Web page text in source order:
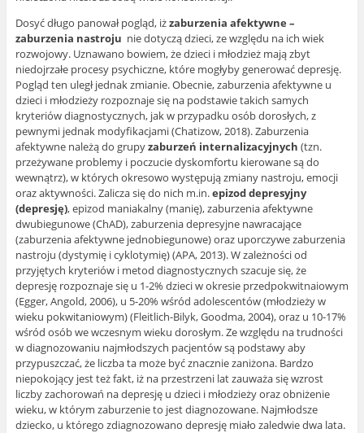
Dosyć długo panował pogląd, iżzaburzenia afektywne –
zaburzenia nastroju nie dotyczą dzieci, ze względu na ich wiek
rozwojowy. Uznawano bowiem, że dzieci i młodzież mają zbyt
niedojrzałe procesy psychiczne, które mogłyby generować depresję.
Pogląd ten uległ jednak zmianie. Obecnie, zaburzenia afektywne u
dzieci i młodzieży rozpoznaje się na podstawie takich samych
kryteriów diagnostycznych, jak w przypadku osób dorosłych, z
pewnymi jednak modyfikacjami (Chatizow, 2018). Zaburzenia
afektywne należą do grupyzaburzeń internalizacyjnych (tzn.
przeżywane problemy i poczucie dyskomfortu kierowane są do
wewnątrz), w których okresowo występują zmiany nastroju, emocji
oraz aktywności. Zalicza się do nich m.in.epizod depresyjny
(depresję), epizod maniakalny (manię), zaburzenia afektywne
dwubiegunowe (ChAD), zaburzenia depresyjne nawracające
(zaburzenia afektywne jednobiegunowe) oraz uporczywe zaburzenia
nastroju (dystymię i cyklotymię) (APA, 2013). W zależności od
przyjętych kryteriów i metod diagnostycznych szacuje się, że
depresję rozpoznaje się u 1-2% dzieci w okresie przedpokwitnaiowym
(Egger, Angold, 2006), u 5-20% wśród adolescentów (młodzieży w
wieku pokwitaniowym) (Fleitlich-Bilyk, Goodma, 2004), oraz u 10-17%
wśród osób we wczesnym wieku dorosłym. Ze względu na trudności
w diagnozowaniu najmłodszych pacjentów są podstawy aby
przypuszczać, że liczba ta może być znacznie zaniżona. Bardzo
niepokojący jest też fakt, iż na przestrzeni lat zauważa się wzrost
liczby zachorowań na depresję u dzieci i młodzieży oraz obniżenie
wieku, w którym zaburzenie to jest diagnozowane. Najmłodsze
dziecko, u którego zdiagnozowano depresję miało zaledwie dwa lata.